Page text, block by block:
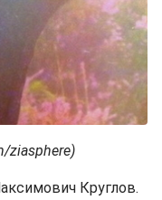
ziasphere)
Круглов.